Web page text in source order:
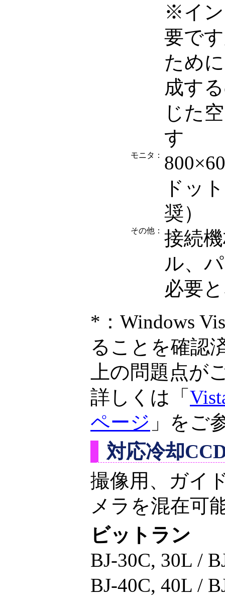
※イン
要で
ため
成す
じた
す
モニタ：
ドッ
奨）
その他： 接続
ル、
必要
* ：Windows
ることを確認
上の問題点が
詳しくは「
ページ 」をご
対応冷却
撮像用、ガイ
メラを混在可
ビットラン
BJ-30C, 30L /
BJ-40C, 40L /